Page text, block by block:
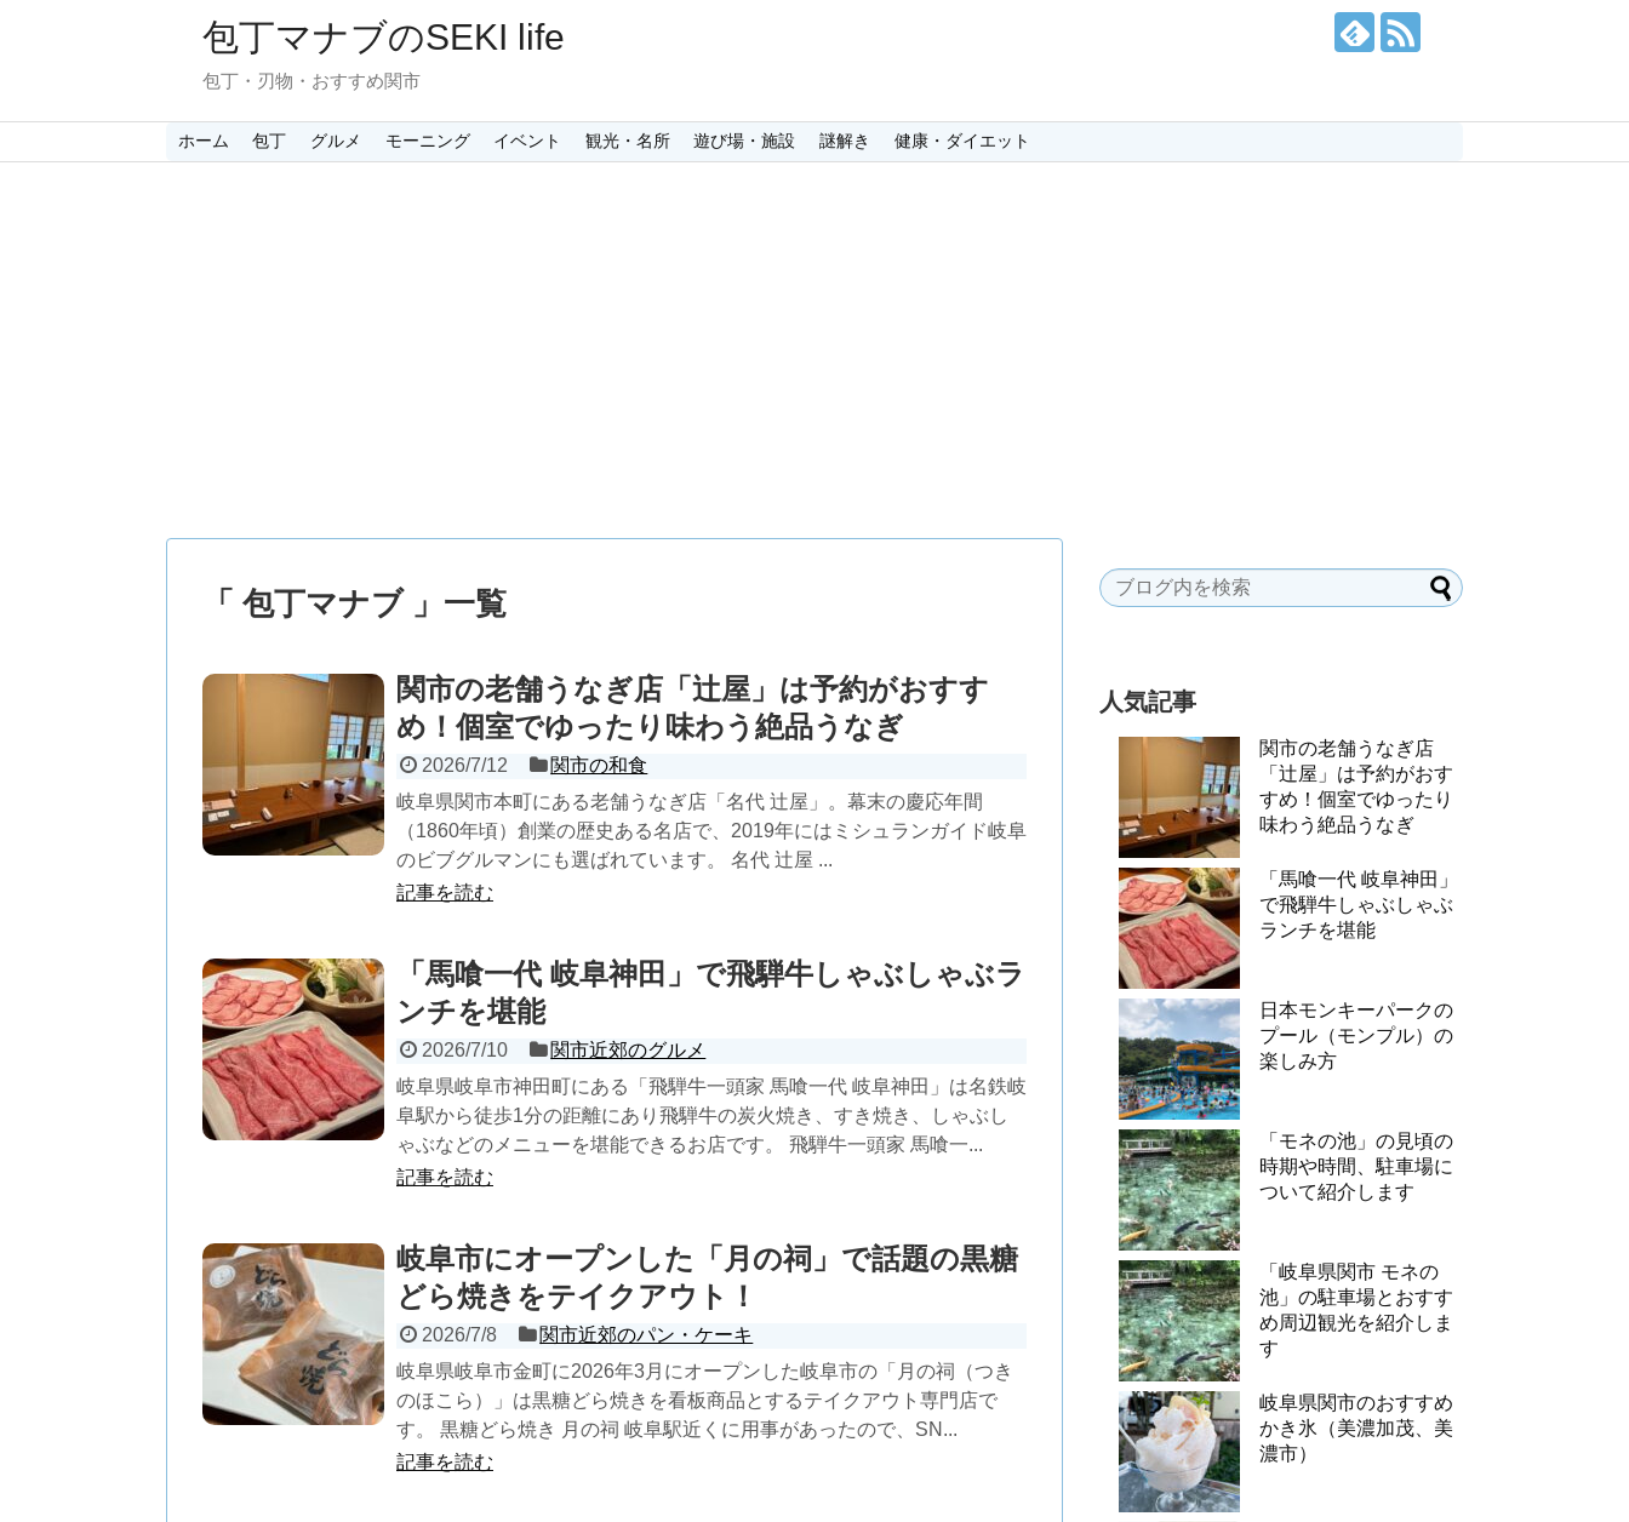
包丁マナブのSEKI life
包丁・刃物・おすすめ関市
ホーム 包丁 グルメ モーニング イベント 観光・名所 遊び場・施設 謎解き 健康・ダイエット
「 包丁マナブ 」一覧
関市の老舗うなぎ店「辻屋」は予約がおすす
め！個室でゆったり味わう絶品うなぎ
2026/7/12
関市の和食
岐阜県関市本町にある老舗うなぎ店「名代 辻屋」。幕末の慶応年間
（1860年頃）創業の歴史ある名店で、2019年にはミシュランガイド岐阜
のビブグルマンにも選ばれています。 名代 辻屋 ...
記事を読む
「馬喰一代 岐阜神田」で飛騨牛しゃぶしゃぶラ
ンチを堪能
2026/7/10
関市近郊のグルメ
岐阜県岐阜市神田町にある「飛騨牛一頭家 馬喰一代 岐阜神田」は名鉄岐
阜駅から徒歩1分の距離にあり飛騨牛の炭火焼き、すき焼き、しゃぶし
ゃぶなどのメニューを堪能できるお店です。 飛騨牛一頭家 馬喰一...
記事を読む
岐阜市にオープンした「月の祠」で話題の黒糖
どら焼きをテイクアウト！
2026/7/8
関市近郊のパン・ケーキ
岐阜県岐阜市金町に2026年3月にオープンした岐阜市の「月の祠（つき
のほこら）」は黒糖どら焼きを看板商品とするテイクアウト専門店で
す。 黒糖どら焼き 月の祠 岐阜駅近くに用事があったので、SN...
記事を読む
人気記事
関市の老舗うなぎ店
「辻屋」は予約がおす
すめ！個室でゆったり
味わう絶品うなぎ
「馬喰一代 岐阜神田」
で飛騨牛しゃぶしゃぶ
ランチを堪能
日本モンキーパークの
プール（モンプル）の
楽しみ方
「モネの池」の見頃の
時期や時間、駐車場に
ついて紹介します
「岐阜県関市 モネの
池」の駐車場とおすす
め周辺観光を紹介しま
す
岐阜県関市のおすすめ
かき氷（美濃加茂、美
濃市）